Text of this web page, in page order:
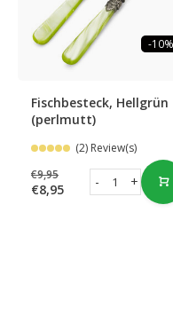
-10%
Fischbesteck, Hellgrün
(perlmutt)
(2) Review(s)
€9,95
€8,95 +
-